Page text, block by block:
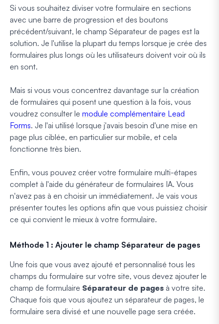
Si vous souhaitez diviser votre formulaire en sections
avec une barre de progression et des boutons
précédent/suivant, le champ Séparateur de pages est la
solution. Je l'utilise la plupart du temps lorsque je crée des
formulaires plus longs où les utilisateurs doivent voir où ils
en sont.
Mais si vous vous concentrez davantage sur la création
de formulaires qui posent une question à la fois, vous
voudrez consulter le module complémentaire Lead
Forms. Je l'ai utilisé lorsque j'avais besoin d'une mise en
page plus ciblée, en particulier sur mobile, et cela
fonctionne très bien.
Enfin, vous pouvez créer votre formulaire multi-étapes
complet à l'aide du générateur de formulaires IA. Vous
n'avez pas à en choisir un immédiatement. Je vais vous
présenter toutes les options afin que vous puissiez choisir
ce qui convient le mieux à votre formulaire.
Méthode 1 : Ajouter le champ Séparateur de pages
Une fois que vous avez ajouté et personnalisé tous les
champs du formulaire sur votre site, vous devez ajouter le
champ de formulaire Séparateur de pages à votre site.
Chaque fois que vous ajoutez un séparateur de pages, le
formulaire sera divisé et une nouvelle page sera créée.